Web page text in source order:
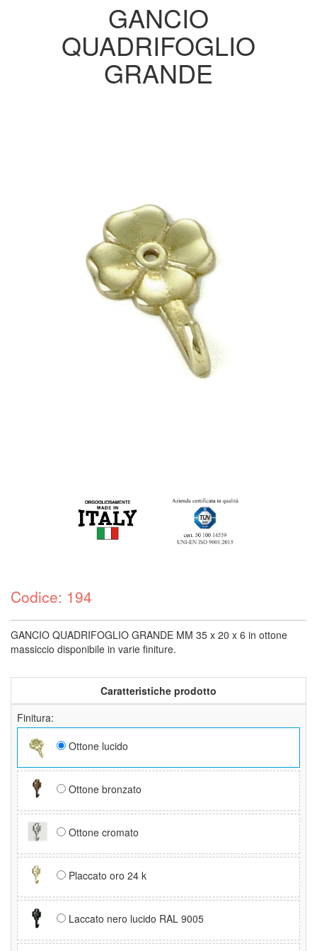
GANCIO
QUADRIFOGLIO
GRANDE
Codice: 194
GANCIO QUADRIFOGLIO GRANDE MM 35 x 20 x 6 in ottone
massiccio disponibile in varie finiture.
Caratteristiche prodotto
Finitura:
Ottone lucido
Ottone bronzato
Ottone cromato
Placcato oro 24 k
Laccato nero lucido RAL 9005